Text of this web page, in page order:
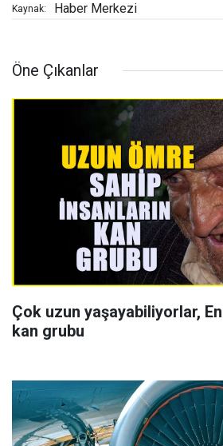
Kaynak: Haber Merkezi
Öne Çıkanlar
Çok uzun yaşayabiliyorlar,
kan grubu